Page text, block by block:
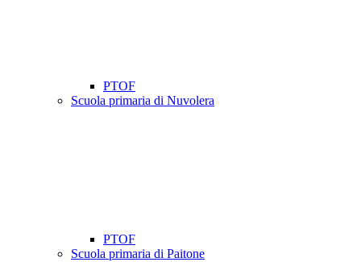
PTOF
Scuola primaria di Nuvolera
PTOF
Scuola primaria di Paitone